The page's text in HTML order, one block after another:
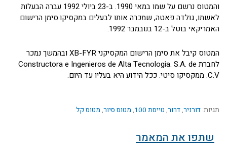
והמטוס נרשם על שמו במאי 1990. ב-23 ביולי 1992 עברה הבעלות
לאשתו, גולדה פאטה, שמכרה אותו לבעלים במקסיקו.סימן הרישום
האמריקאי בוטל ב-12 בנובמבר 1992.
המטוס קיבל את סימן הרישום המקסיקני XB-FYR ובהמשך נמכר
לחברת Constructora e Ingenieros de Alta Tecnologia. S.A. de
C.V. ממקסיקו סיטי. ככל הידוע היא בעליו עד היום.
תגיות: דורניר,דרור, טייסת 100 , מטוס סיור, מטוס קל
שתפו את המאמר